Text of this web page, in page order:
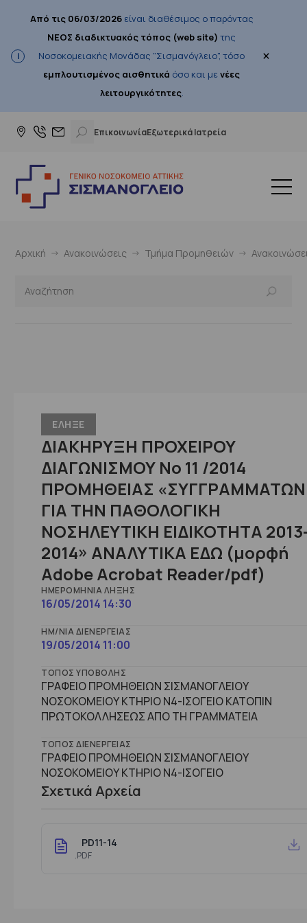
Από τις 06/03/2026είναι διαθέσιμος ο παρόντας
ΝΕΟΣ διαδικτυακός τόπος (web site) της
Νοσοκομειακής Μονάδας "Σισμανόγλειο", τόσο
εμπλουτισμένος αισθητικά όσο και μενέες
λειτουργικότητες.
×
ΕπικοινωνίαΕξωτερικά Ιατρεία
Αρχική Ανακοινώσεις Τμήμα Προμηθειών
ΕΛΗΞΕ
ΔΙΑΚΗΡΥΞΗ ΠΡΟΧΕΙΡΟΥ
ΔΙΑΓΩΝΙΣΜΟΥ No 11 /2014
ΠΡΟΜΗΘΕΙΑΣ «ΣΥΓΓΡΑΜΜΑΤΩΝ
ΓΙΑ ΤΗΝ ΠΑΘΟΛΟΓΙΚΗ
ΝΟΣΗΛΕΥΤΙΚΗ ΕΙΔΙΚΟΤΗΤΑ
2014» ΑΝΑΛΥΤΙΚΑ ΕΔΩ (μορφή
Adobe Acrobat Reader/pdf)
ΗΜΕΡΟΜΗΝΊΑ ΛΉΞΗΣ
16/05/2014 14:30
ΗΜ/ΝΊΑ ΔΙΕΝΈΡΓΕΙΑΣ
19/05/2014 11:00
ΤΌΠΟΣ ΥΠΟΒΟΛΉΣ
ΓΡΑΦΕΙΟ ΠΡΟΜΗΘΕΙΩΝ ΣΙΣΜΑΝΟΓΛΕΙΟΥ
ΝΟΣΟΚΟΜΕΙΟΥ ΚΤΗΡΙΟ Ν4-ΙΣΟΓΕΙΟ ΚΑΤΟΠΙΝ
ΠΡΩΤΟΚΟΛΛΗΣΕΩΣ ΑΠΟ ΤΗ ΓΡΑΜΜΑΤΕΙΑ
ΤΌΠΟΣ ΔΙΕΝΈΡΓΕΙΑΣ
ΓΡΑΦΕΙΟ ΠΡΟΜΗΘΕΙΩΝ ΣΙΣΜΑΝΟΓΛΕΙΟΥ
ΝΟΣΟΚΟΜΕΙΟΥ ΚΤΗΡΙΟ Ν4-ΙΣΟΓΕΙΟ
Σχετικά Αρχεία
PD11-14
.PDF